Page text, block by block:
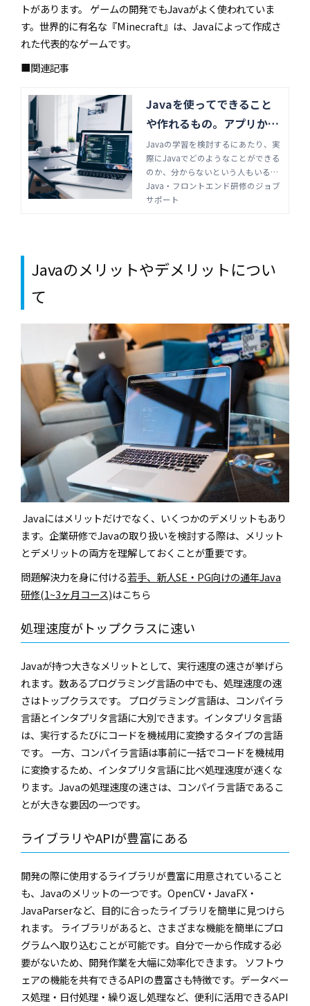
トがあります。 ゲームの開発でもJavaがよく使われていま
す。世界的に有名な『Minecraft』は、Javaによって作成さ
れた代表的なゲームです。
■関連記事
Javaを使ってできること
や作れるもの。アプリから
家電まで広範囲に活躍 | Ja
va・フロントエンド研修の
ジョブサポート
Javaの学習を検討するにあたり、実
際にJavaでどのようなことができる
のか、分からないという人もいるの
ではないでしょうか。プログラミン
グ言語としての基礎知識を解説し、
Java・フロントエンド研修のジョブ
サポート
Javaのメリットやデメリットについ
て
Javaにはメリットだけでなく、いくつかのデメリットもあり
ます。企業研修でJavaの取り扱いを検討する際は、メリット
とデメリットの両方を理解しておくことが重要です。
問題解決力を身に付ける若手、新人SE・PG向けの通年Java
研修(1~3ヶ月コース)はこちら
処理速度がトップクラスに速い
Javaが持つ大きなメリットとして、実行速度の速さが挙げら
れます。数あるプログラミング言語の中でも、処理速度の速
さはトップクラスです。 プログラミング言語は、コンパイラ
言語とインタプリタ言語に大別できます。インタプリタ言語
は、実行するたびにコードを機械用に変換するタイプの言語
です。 一方、コンパイラ言語は事前に一括でコードを機械用
に変換するため、インタプリタ言語に比べ処理速度が速くな
ります。Javaの処理速度の速さは、コンパイラ言語であるこ
とが大きな要因の一つです。
ライブラリやAPIが豊富にある
開発の際に使用するライブラリが豊富に用意されていること
も、Javaのメリットの一つです。OpenCV・JavaFX・
JavaParserなど、目的に合ったライブラリを簡単に見つけら
れます。 ライブラリがあると、さまざまな機能を簡単にプロ
グラムへ取り込むことが可能です。自分で一から作成する必
要がないため、開発作業を大幅に効率化できます。 ソフトウ
ェアの機能を共有できるAPIの豊富さも特徴です。データベー
ス処理・日付処理・繰り返し処理など、便利に活用できるAPI